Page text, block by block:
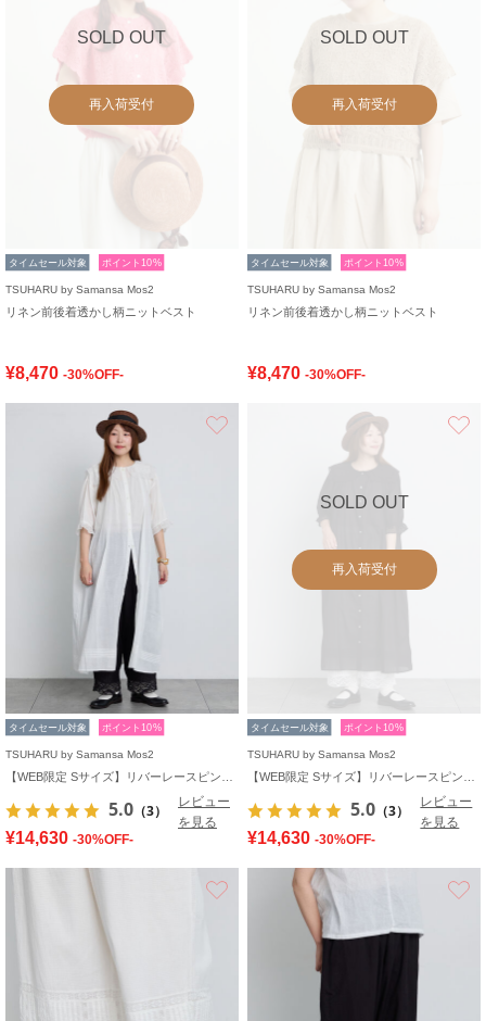
SOLD OUT
再入荷受付
タイムセール対象 ポイント10%
TSUHARU by Samansa Mos2
リネン前後着透かし柄ニットベスト
¥8,470 -30%OFF-
SOLD OUT
再入荷受付
タイムセール対象 ポイント10%
TSUHARU by Samansa Mos2
リネン前後着透かし柄ニットベスト
¥8,470 -30%OFF-
タイムセール対象 ポイント10%
TSUHARU by Samansa Mos2
5.0 （3）
レビュー
を見る
¥14,630 -30%OFF-
SOLD OUT
再入荷受付
タイムセール対象 ポイント10%
TSUHARU by Samansa Mos2
5.0 （3）
レビュー
を見る
¥14,630 -30%OFF-
お気に入り